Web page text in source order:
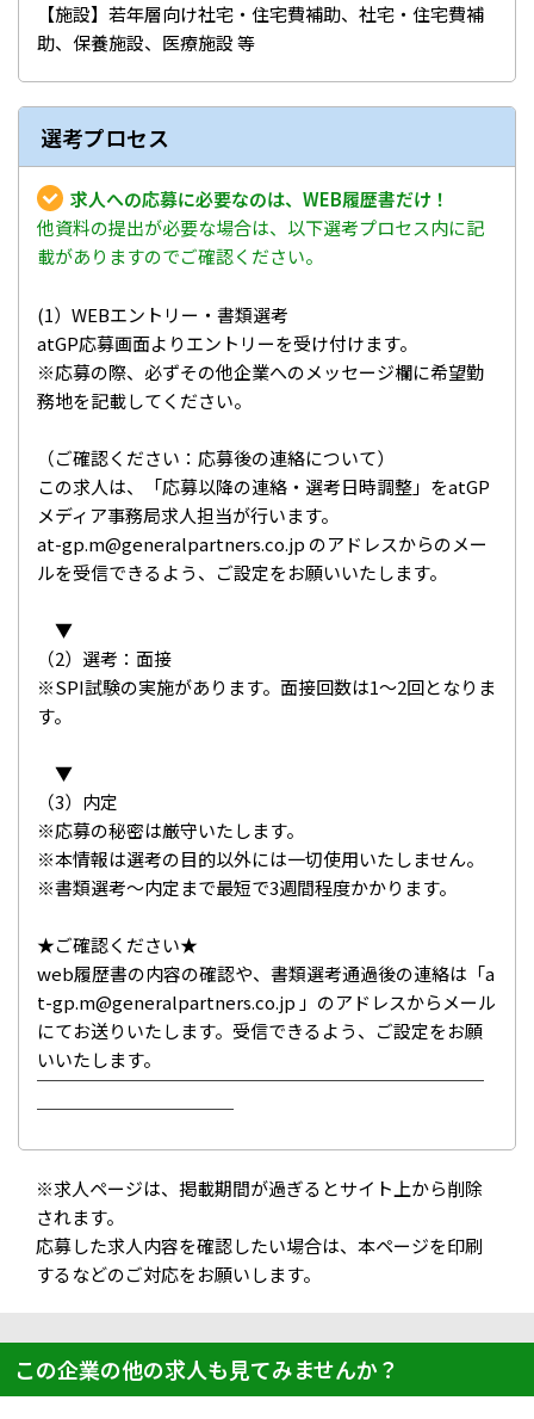
【施設】若年層向け社宅・住宅費補助、社宅・住宅費補
助、保養施設、医療施設 等
選考プロセス
求人への応募に必要なのは、WEB履歴書だけ！
他資料の提出が必要な場合は、以下選考プロセス内に記
載がありますのでご確認ください。
(1）WEBエントリー・書類選考
atGP応募画面よりエントリーを受け付けます。
※応募の際、必ずその他企業へのメッセージ欄に希望勤
務地を記載してください。
（ご確認ください：応募後の連絡について）
この求人は、「応募以降の連絡・選考日時調整」をatGP
メディア事務局求人担当が行います。
at-gp.m@generalpartners.co.jp のアドレスからのメー
ルを受信できるよう、ご設定をお願いいたします。
▼
（2）選考：面接
※SPI試験の実施があります。面接回数は1～2回となりま
す。
▼
（3）内定
※応募の秘密は厳守いたします。
※本情報は選考の目的以外には一切使用いたしません。
※書類選考～内定まで最短で3週間程度かかります。
★ご確認ください★
web履歴書の内容の確認や、書類選考通過後の連絡は「a
t-gp.m@generalpartners.co.jp 」のアドレスからメール
にてお送りいたします。受信できるよう、ご設定をお願
いいたします。
￣￣￣￣￣￣￣￣￣￣￣￣￣￣￣￣￣￣￣￣￣￣￣￣￣
￣￣￣￣￣￣￣￣￣￣￣
※求人ページは、掲載期間が過ぎるとサイト上から削除
されます。
応募した求人内容を確認したい場合は、本ページを印刷
するなどのご対応をお願いします。
この企業の他の求人も見てみませんか？